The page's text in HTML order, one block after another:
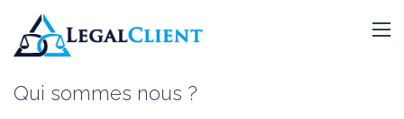
Qui sommes nous ?